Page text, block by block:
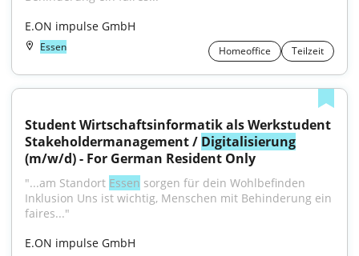
E.ON impulse GmbH
Essen Homeoffice Teilzeit
Student Wirtschaftsinformatik als Werkstudent
Stakeholdermanagement / Digitalisierung
(m/w/d) - For German Resident Only
"...am Standort Essen sorgen für dein Wohlbefinden
Inklusion Uns ist wichtig, Menschen mit Behinderung ein
faires..."
E.ON impulse GmbH